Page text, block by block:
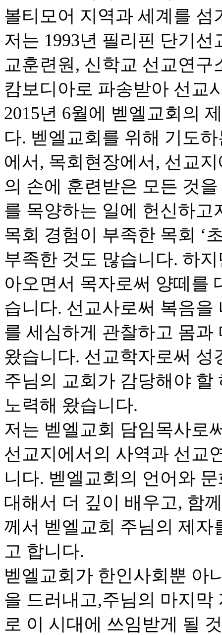
볼티모어 지역과 세계를
저는 1993년 필리핀 단기
교훈련원, 신학교 선교연구
캄보디아로 파송받아 선교
2015년 6월에 벧엘교회의
다. 벧엘교회를 위해 기도
에서, 목회현장에서, 선교
의 손에 훈련받은 모든 것
를 목양하는 일에 헌신하
목회 경험이 부족한 목회 ‘
부족한 것도 많습니다. 하
아오면서 목자로써 양떼를
습니다. 선교사로써 복음
를 세심하게 관찰하고 몸
왔습니다. 선교학자로써
주님의 교회가 감당해야
노력해 왔습니다.
저는 벧엘교회 담임목사로
선교지에서의 사역과 선교
니다. 벧엘교회의 언어와
대해서 더 깊이 배우고, 함
께서 벧엘교회 주님의 제
고 합니다.
벧엘교회가 한인사회뿐 아
을 드러내고,주님의 마지
로 이 시대에 쓰임받게 될